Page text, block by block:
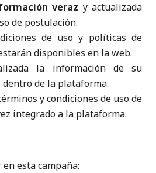
veraz y actualizada
de postulación.
de uso y políticas de
disponibles en la web.
la información de su
de la plataforma.
y condiciones de uso de
integrado a la plataforma.
esta campaña: